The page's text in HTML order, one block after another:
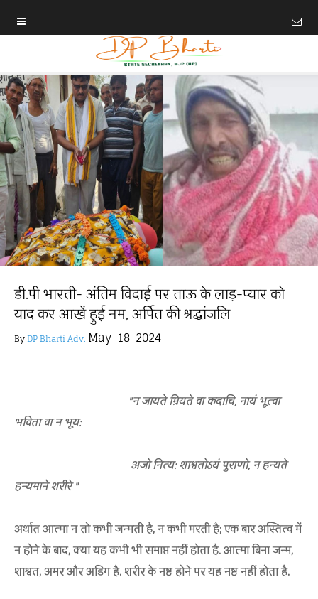
डी.पी भारती- अंतिम विदाई पर ताऊ के लाड़-प्यार को
याद कर आखें हुई नम, अर्पित की श्रद्धांजलि
ByDP Bharti Adv. May-18-2024
"न जायते म्रियते वा कदाचि, नायं भूत्वा
भविता वा न भूय:
अजो नित्य: शाश्वतोऽयं पुराणो, न हन्यते
हन्यमाने शरीरे "
अर्थातआत्मा न तो कभी जन्मती है,न कभी मरती है;एक बार अस्तित्व में
न होने के बाद,क्या यह कभी भी समाप्त नहीं होता है. आत्मा बिना जन्म,
शाश्वत,अमर और अडिग है. शरीर के नष्ट होने पर यह नष्ट नहीं होता है.